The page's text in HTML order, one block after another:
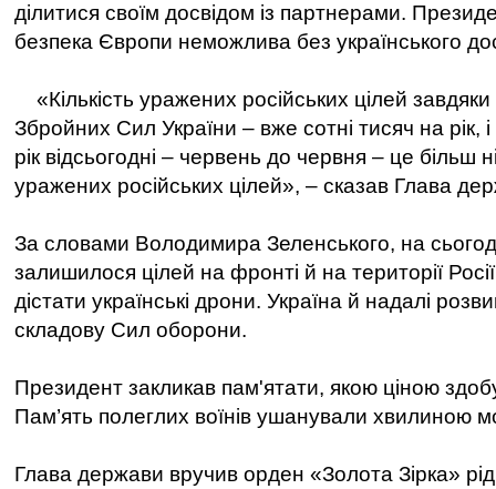
ділитися своїм досвідом із партнерами.
безпека Європи неможлива без українського
«Кількість уражених російських цілей
Збройних Сил України – вже сотні тисяч на рік,
рік відсьогодні – червень до червня – це більш
уражених російських цілей», – сказав Глава
За словами Володимира Зеленського, на
залишилося цілей на фронті й на території
дістати українські дрони. Україна й надалі
складову Сил оборони.
Президент закликав пам'ятати, якою ціною
Пам’ять полеглих воїнів ушанували хвилиною
Глава держави вручив орден «Золота Зірка»